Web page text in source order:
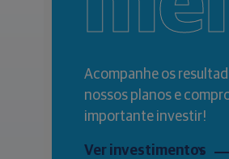
Acompanhe os
nossos planos e
importante investir!
Ver investimentos